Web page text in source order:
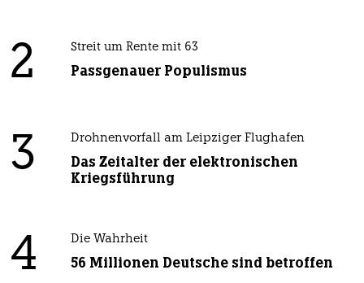
2 Streit um Rente mit 63
Passgenauer Populismus
3 Drohnenvorfall am Leipziger Flughafen
Das Zeitalter der elektronischen
Kriegsführung
4 Die Wahrheit
56 Millionen Deutsche sind betroffen